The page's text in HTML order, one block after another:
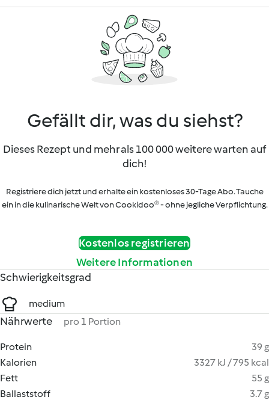
Gefällt dir, was du siehst?
Dieses Rezept und mehr als 100 000 weitere warten auf
dich!
Registriere dich jetzt und erhalte ein kostenloses 30-Tage Abo. Tauche
ein in die kulinarische Welt von Cookidoo® - ohne jegliche Verpflichtung.
Kostenlos registrieren
Weitere Informationen
Schwierigkeitsgrad
medium
Nährwerte pro 1 Portion
Protein
39 g
Kalorien
3327 kJ / 795 kcal
Fett
55 g
Ballaststoff
3.7 g